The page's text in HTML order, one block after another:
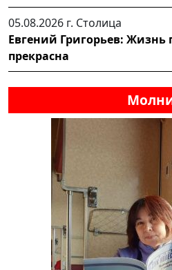
05.08.2026 г. Столица
Евгений Григорьев: Жизнь
прекрасна